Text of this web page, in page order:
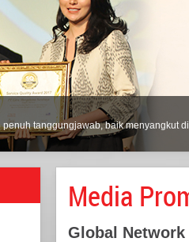
tanggungjawab, baik menyangkut
Media
Global